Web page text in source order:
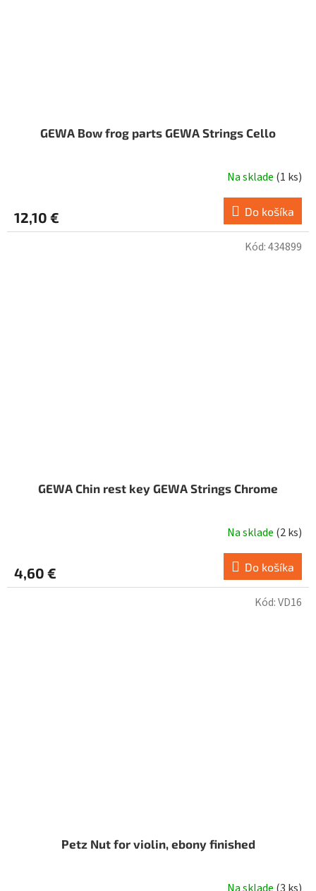
GEWA Bow frog parts GEWA Strings Cello
Na sklade (1 ks)
12,10 € Do košíka
GEWA Chin rest key GEWA Strings Chrome
Na sklade (2 ks)
4,60 € Do košíka
Kód:434899
Petz Nut for violin, ebony finished
Na sklade (3 ks)
Kód:VD16